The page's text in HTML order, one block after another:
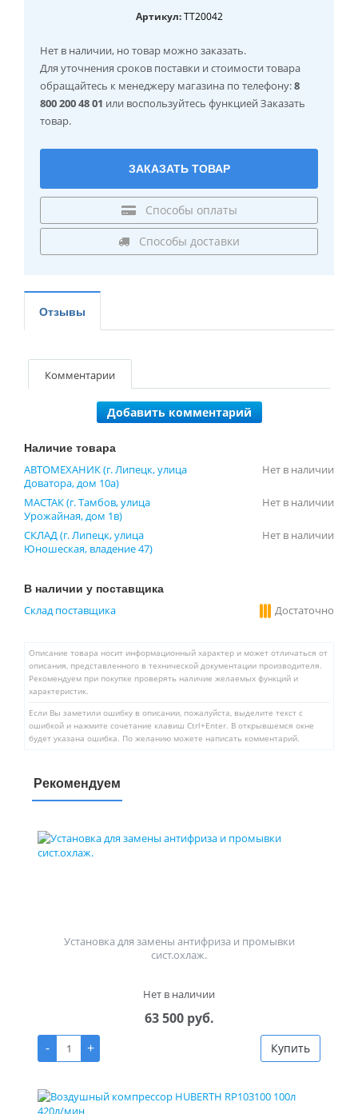
Артикул:TT20042
Нет в наличии, но товар можно заказать.
Для уточнения сроков поставки и стоимости товара
обращайтесь к менеджеру магазина по телефону:8
800 200 48 01 или воспользуйтесь функцией Заказать
товар.
ЗАКАЗАТЬ ТОВАР
Способы оплаты
Способы доставки
Отзывы
Комментарии
Добавить комментарий
Наличие товара
АВТОМЕХАНИК (г. Липецк, улица
Доватора, дом 10а)
Нет в наличии
МАСТАК (г. Тамбов, улица
Урожайная, дом 1в)
Нет в наличии
СКЛАД (г. Липецк, улица
Юношеская, владение 47)
Нет в наличии
В наличии у поставщика
Склад поставщика Достаточно
Описание товара носит информационный характер и может отличаться от
описания, представленного в технической документации производителя.
Рекомендуем при покупке проверять наличие желаемых функций и
характеристик.
Если Вы заметили ошибку в описании, пожалуйста, выделите текст с
ошибкой и нажмите сочетание клавиш Ctrl+Enter. В открывшемся окне
будет указана ошибка. По желанию можете написать комментарий.
Рекомендуем
Установка для замены антифриза и промывки
сист.охлаж.
Нет в наличии
63 500 руб.
-
+ Купить